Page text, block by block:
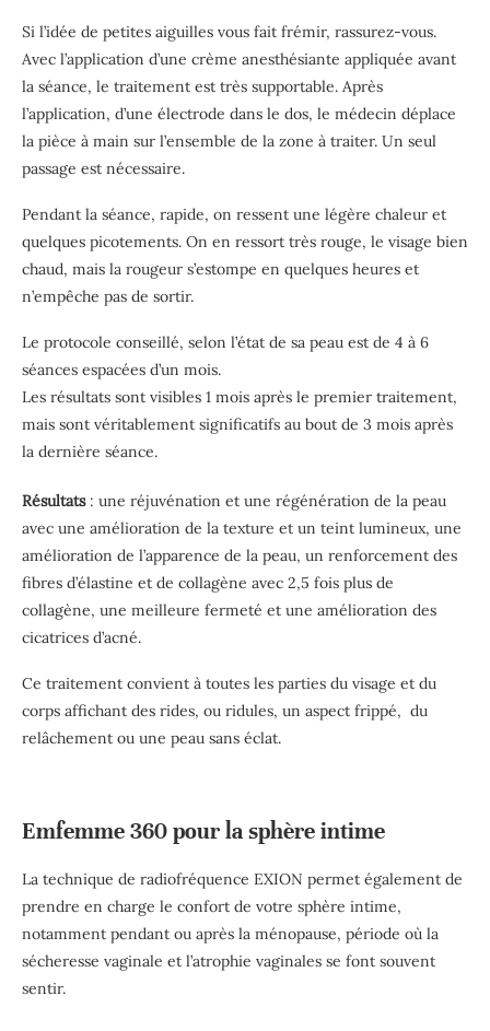
Si l’idée de petites aiguilles vous fait frémir, rassurez-vous.
Avec l’application d’une crème anesthésiante appliquée avant
la séance, le traitement est très supportable. Après
l’application, d’une électrode dans le dos, le médecin déplace
la pièce à main sur l’ensemble de la zone à traiter. Un seul
passage est nécessaire.
Pendant la séance, rapide, on ressent une légère chaleur et
quelques picotements. On en ressort très rouge, le visage bien
chaud, mais la rougeur s’estompe en quelques heures et
n’empêche pas de sortir.
Le protocole conseillé, selon l’état de sa peau est de 4 à 6
séances espacées d’un mois.
Les résultats sont visibles 1 mois après le premier traitement,
mais sont véritablement significatifs au bout de 3 mois après
la dernière séance.
Résultats: une réjuvénation et une régénération de la peau
avec une amélioration de la texture et un teint lumineux, une
amélioration de l’apparence de la peau, un renforcement des
fibres d’élastine et de collagène avec 2,5 fois plus de
collagène, une meilleure fermeté et une amélioration des
cicatrices d’acné.
Ce traitement convient à toutes les parties du visage et du
corps affichant des rides, ou ridules, un aspect frippé, du
relâchement ou une peau sans éclat.
Emfemme 360 pour la sphère intime
La technique de radiofréquence EXION permet également de
prendre en charge le confort de votre sphère intime,
notamment pendant ou après la ménopause, période où la
sécheresse vaginale et l’atrophie vaginales se font souvent
sentir.